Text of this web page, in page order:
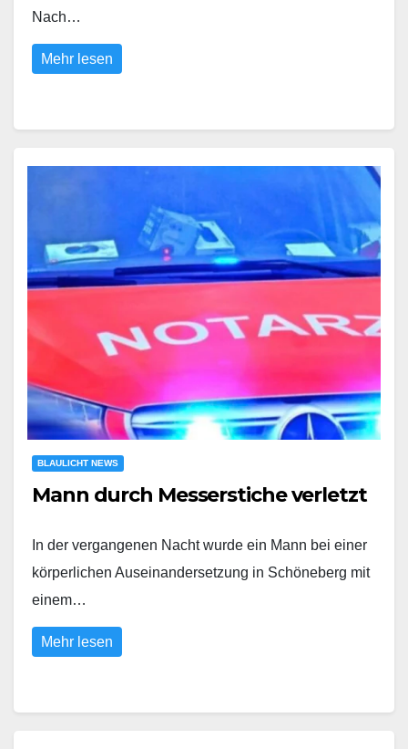
Nach…
Mehr lesen
BLAULICHT NEWS
Mann durch Messerstiche verletzt
In der vergangenen Nacht wurde ein Mann bei einer
körperlichen Auseinandersetzung in Schöneberg mit
einem…
Mehr lesen